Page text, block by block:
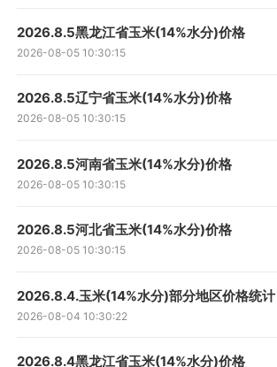
2026.8.5黑龙江省玉米(14%水分)价格
2026-08-05 10:30:15
2026.8.5辽宁省玉米(14%水分)价格
2026-08-05 10:30:15
2026.8.5河南省玉米(14%水分)价格
2026-08-05 10:30:15
2026.8.5河北省玉米(14%水分)价格
2026-08-05 10:30:15
2026.8.4.玉米(14%水分)部分地区价格统计
2026-08-04 10:30:22
2026.8.4黑龙江省玉米(14%水分)价格